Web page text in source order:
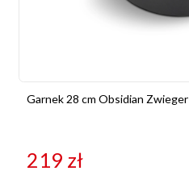
Garnek 28 cm Obsidian Zwieger
219 zł